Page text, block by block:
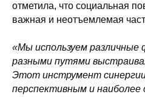
отметила, что социальная
важная и неотъемлемая
«Мы используем
разными путями
Этот инструмент
перспективным и